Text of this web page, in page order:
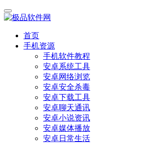
首页
手机资源
手机软件教程
安卓系统工具
安卓网络浏览
安卓安全杀毒
安卓下载工具
安卓聊天通讯
安卓小说资讯
安卓媒体播放
安卓日常生活